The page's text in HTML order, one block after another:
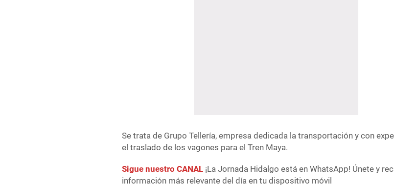
Se trata de Grupo Tellería, empresa dedicada la transportación y con
el traslado de los vagones para el Tren Maya.
Sigue nuestro CANAL ¡La Jornada Hidalgo está en WhatsApp! Únete y
información más relevante del día en tu dispositivo móvil